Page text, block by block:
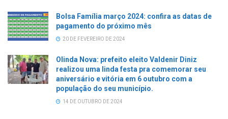
Bolsa Família março 2024: confira as datas de
pagamento do próximo mês
20 DE FEVEREIRO DE 2024
Olinda Nova: prefeito eleito Valdenir Diniz
realizou uma linda festa pra comemorar seu
aniversário e vitória em 6 outubro com a
população do seu município.
14 DE OUTUBRO DE 2024